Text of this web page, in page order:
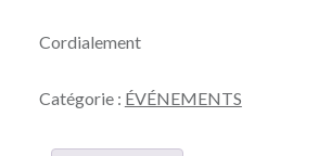
Cordialement
Catégorie : ÉVÉNEMENTS